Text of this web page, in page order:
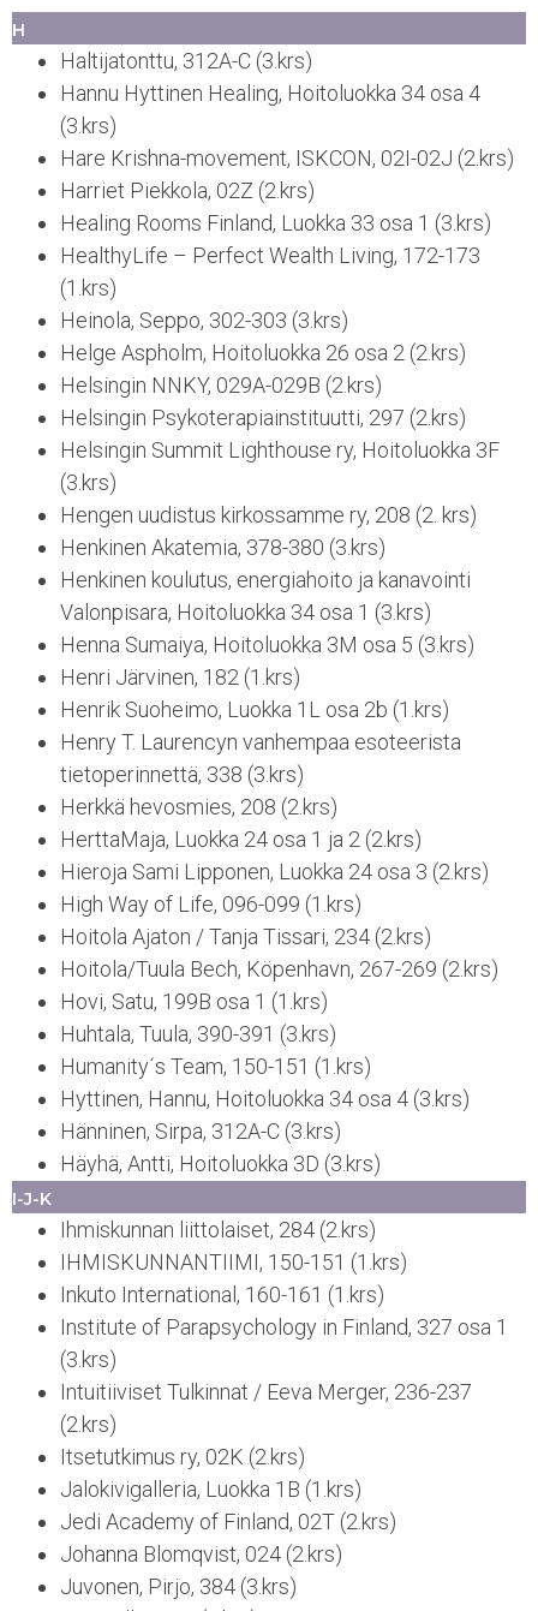
H
Haltijatonttu, 312A-C (3.krs)
Hannu Hyttinen Healing, Hoitoluokka 34 osa 4
(3.krs)
Hare Krishna-movement, ISKCON, 02I-02J (2.krs)
Harriet Piekkola, 02Z (2.krs)
Healing Rooms Finland, Luokka 33 osa 1 (3.krs)
HealthyLife – Perfect Wealth Living, 172-173
(1.krs)
Heinola, Seppo, 302-303 (3.krs)
Helge Aspholm, Hoitoluokka 26 osa 2 (2.krs)
Helsingin NNKY, 029A-029B (2.krs)
Helsingin Psykoterapiainstituutti, 297 (2.krs)
Helsingin Summit Lighthouse ry, Hoitoluokka 3F
(3.krs)
Hengen uudistus kirkossamme ry, 208 (2. krs)
Henkinen Akatemia, 378-380 (3.krs)
Henkinen koulutus, energiahoito ja kanavointi
Valonpisara, Hoitoluokka 34 osa 1 (3.krs)
Henna Sumaiya, Hoitoluokka 3M osa 5 (3.krs)
Henri Järvinen, 182 (1.krs)
Henrik Suoheimo, Luokka 1L osa 2b (1.krs)
Henry T. Laurencyn vanhempaa esoteerista
tietoperinnettä, 338 (3.krs)
Herkkä hevosmies, 208 (2.krs)
HerttaMaja, Luokka 24 osa 1 ja 2 (2.krs)
Hieroja Sami Lipponen, Luokka 24 osa 3 (2.krs)
High Way of Life, 096-099 (1.krs)
Hoitola Ajaton / Tanja Tissari, 234 (2.krs)
Hoitola/Tuula Bech, Köpenhavn, 267-269 (2.krs)
Hovi, Satu, 199B osa 1 (1.krs)
Huhtala, Tuula, 390-391 (3.krs)
Humanity´s Team, 150-151 (1.krs)
Hyttinen, Hannu, Hoitoluokka 34 osa 4 (3.krs)
Hänninen, Sirpa, 312A-C (3.krs)
Häyhä, Antti, Hoitoluokka 3D (3.krs)
I-J-K
Ihmiskunnan liittolaiset, 284 (2.krs)
IHMISKUNNANTIIMI, 150-151 (1.krs)
Inkuto International, 160-161 (1.krs)
Institute of Parapsychology in Finland, 327 osa 1
(3.krs)
Intuitiiviset Tulkinnat / Eeva Merger, 236-237
(2.krs)
Itsetutkimus ry, 02K (2.krs)
Jalokivigalleria, Luokka 1B (1.krs)
Jedi Academy of Finland, 02T (2.krs)
Johanna Blomqvist, 024 (2.krs)
Juvonen, Pirjo, 384 (3.krs)